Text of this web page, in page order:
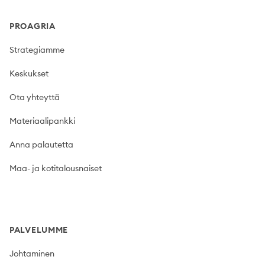
PROAGRIA
Strategiamme
Keskukset
Ota yhteyttä
Materiaalipankki
Anna palautetta
Maa- ja kotitalousnaiset
PALVELUMME
Johtaminen